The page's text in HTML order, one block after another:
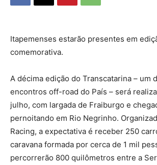
Itapemenses estarão presentes em
comemorativa.
A décima edição do Transcatarina – um
encontros off-road do País – será
julho, com largada de Fraiburgo e
pernoitando em Rio Negrinho.
Racing, a expectativa é receber 250
caravana formada por cerca de 1 mil
percorrerão 800 quilômetros entre a